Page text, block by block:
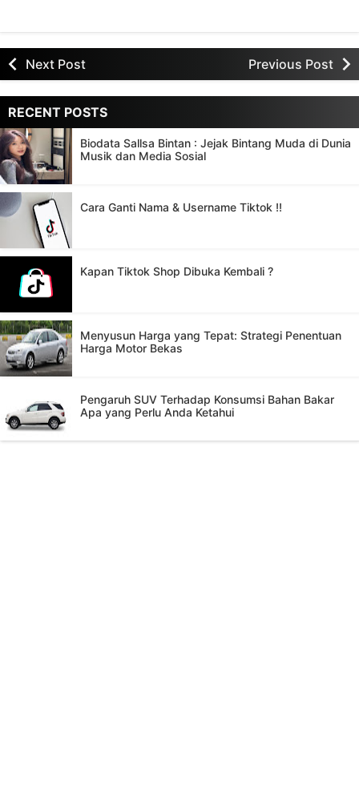
Next Post Previous Post
RECENT POSTS
Biodata Sallsa Bintan : Jejak Bintang Muda di Dunia
Musik dan Media Sosial
Cara Ganti Nama & Username Tiktok !!
Kapan Tiktok Shop Dibuka Kembali ?
Menyusun Harga yang Tepat: Strategi Penentuan
Harga Motor Bekas
Pengaruh SUV Terhadap Konsumsi Bahan Bakar
Apa yang Perlu Anda Ketahui